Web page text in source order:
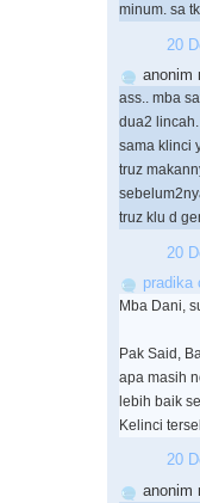
minum. sa
20
anonim
ass.. mba
dua2
sama klinci
truz
truz klu d
20
pradika
Mba Dani,
Pak Said,
apa masih
lebih baik
Kelinci
20
anonim